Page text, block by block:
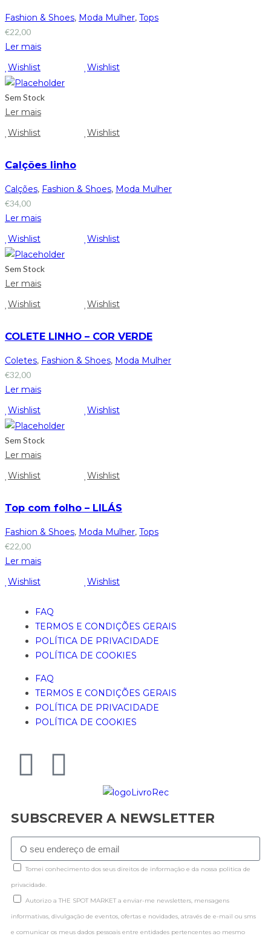
Fashion & Shoes, Moda Mulher, Tops
€22,00
Ler mais
Wishlist
Wishlist
Sem Stock
Ler mais
Wishlist
Wishlist
Calções linho
Calções, Fashion & Shoes, Moda Mulher
€34,00
Ler mais
Wishlist
Wishlist
Sem Stock
Ler mais
Wishlist
Wishlist
COLETE LINHO – COR VERDE
Coletes, Fashion & Shoes, Moda Mulher
€32,00
Ler mais
Wishlist
Wishlist
Sem Stock
Ler mais
Wishlist
Wishlist
Top com folho – LILÁS
Fashion & Shoes, Moda Mulher, Tops
€22,00
Ler mais
Wishlist
Wishlist
FAQ
TERMOS E CONDIÇÕES GERAIS
POLÍTICA DE PRIVACIDADE
POLÍTICA DE COOKIES
FAQ
TERMOS E CONDIÇÕES GERAIS
POLÍTICA DE PRIVACIDADE
POLÍTICA DE COOKIES
SUBSCREVER A NEWSLETTER
Tomei conhecimento dos seus direitos de informação e da nossa politica de
privacidade.
Autorizo a THE SPOT MARKET a enviar-me newsletters, mensagens
informativas, divulgação de eventos, ofertas e novidades, através de e-mail ou sms
e comunicar os meus dados pessoais entre entidades pertencentes ao mesmo